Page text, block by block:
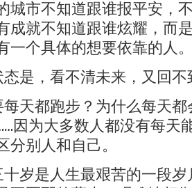
城市不知道跟谁报平安，
成就不知道跟谁炫耀，而
一个具体的想要依靠的人
，看不清未来，又回不
都跑步？为什么每天都
因为大多数人都没有每天
分别人和自己。
是人生最艰苦的一段岁